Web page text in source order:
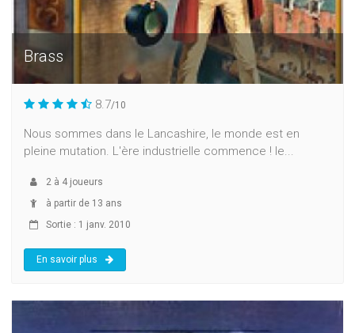
Brass
8.7/10
Nous sommes dans le Lancashire, le monde est en
pleine mutation. L'ère industrielle commence ! le...
2 à 4 joueurs
à partir de 13 ans
Sortie : 1 janv. 2010
En savoir plus